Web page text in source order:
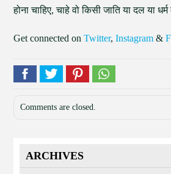
होना चाहिए, चाहे वो किसी जाति या दल या धर्म
Get connected onTwitter,Instagram &
Comments are closed.
ARCHIVES